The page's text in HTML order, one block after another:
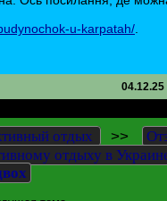
u-karpatah/.
отдых >>
отдыху в